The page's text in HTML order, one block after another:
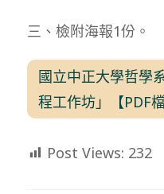
三、檢附海報1份。
國立中正大學哲學
程工作坊」【PDF檔
Post Views: 232